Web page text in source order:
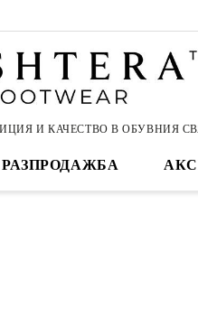
И КАЧЕСТВО В ОБУВНИЯ
РАЗПРОДАЖБА